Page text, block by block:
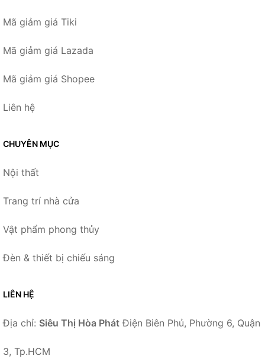
Mã giảm giá Tiki
Mã giảm giá Lazada
Mã giảm giá Shopee
Liên hệ
CHUYÊN MỤC
Nội thất
Trang trí nhà cửa
Vật phẩm phong thủy
Đèn & thiết bị chiếu sáng
LIÊN HỆ
Địa chỉ: Siêu Thị Hòa Phát Điện Biên Phủ, Phường 6, Quận
3, Tp.HCM